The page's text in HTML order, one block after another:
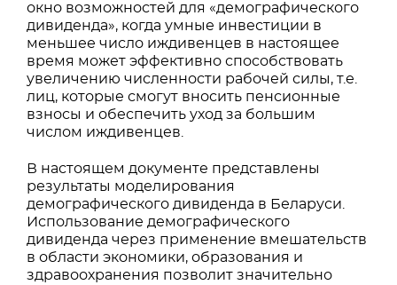
окно возможностей для «демографического
дивиденда», когда умные инвестиции в
меньшее число иждивенцев в настоящее
время может эффективно способствовать
увеличению численности рабочей силы, т.е.
лиц, которые смогут вносить пенсионные
взносы и обеспечить уход за большим
числом иждивенцев.
В настоящем документе представлены
результаты моделирования
демографического дивиденда в Беларуси.
Использование демографического
дивиденда через применение вмешательств
в области экономики, образования и
здравоохранения позволит значительно